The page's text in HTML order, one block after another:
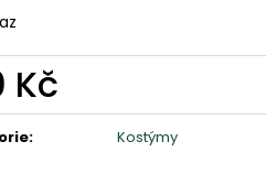
Kč
: Kostýmy